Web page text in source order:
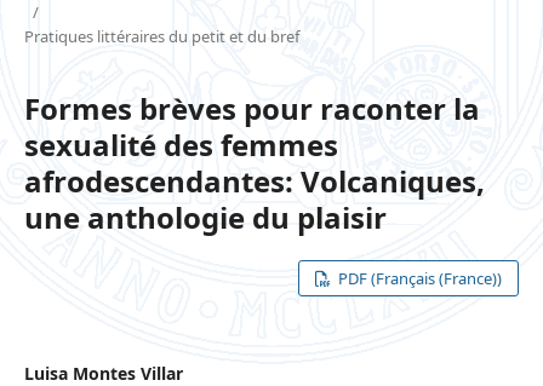
/
Pratiques littéraires du petit et du bref
Formes brèves pour raconter la
sexualité des femmes
afrodescendantes: Volcaniques,
une anthologie du plaisir
PDF (Français (France))
Luisa Montes Villar